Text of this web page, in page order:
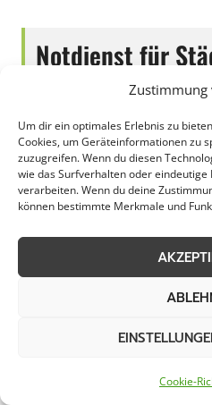
Zustimmung
Um dir ein optimales Erlebnis zu
Cookies, um Geräteinformationen zu
zuzugreifen. Wenn du diesen
wie das Surfverhalten oder eindeutige
verarbeiten. Wenn du deine
können bestimmte Merkmale und
Cookie-
Notdienst für
bietet
In Lengerich bietet ein
Notfallservice schnelle
Haushalten – die
professionelle
ihre Vielfalt an